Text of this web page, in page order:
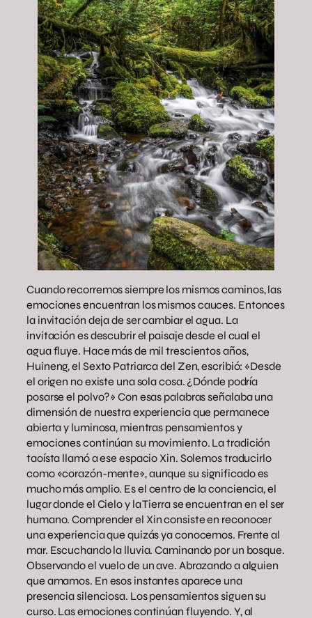
Cuando recorremos siempre los mismos caminos, las
emociones encuentran los mismos cauces. Entonces
la invitación deja de ser cambiar el agua. La
invitación es descubrir el paisaje desde el cual el
agua fluye. Hace más de mil trescientos años,
Huineng, el Sexto Patriarca del Zen, escribió: «Desde
el origen no existe una sola cosa. ¿Dónde podría
posarse el polvo?» Con esas palabras señalaba una
dimensión de nuestra experiencia que permanece
abierta y luminosa, mientras pensamientos y
emociones continúan su movimiento. La tradición
taoísta llamó a ese espacio Xin. Solemos traducirlo
como «corazón-mente», aunque su significado es
mucho más amplio. Es el centro de la conciencia, el
lugar donde el Cielo y la Tierra se encuentran en el ser
humano. Comprender el Xin consiste en reconocer
una experiencia que quizás ya conocemos. Frente al
mar. Escuchando la lluvia. Caminando por un bosque.
Observando el vuelo de un ave. Abrazando a alguien
que amamos. En esos instantes aparece una
presencia silenciosa. Los pensamientos siguen su
curso. Las emociones continúan fluyendo. Y, al